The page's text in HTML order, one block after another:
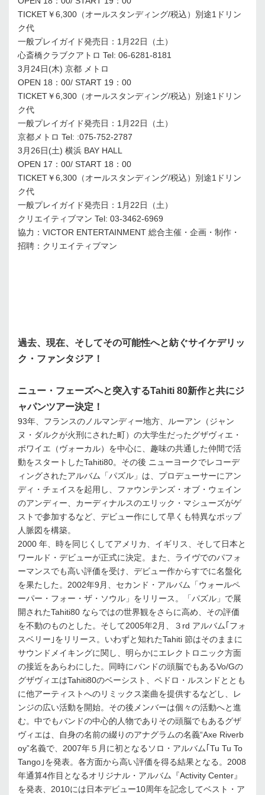
TICKET￥6,300（オールスタンディング/税込）別途1ドリン
ク代
一般プレイガイド発売日：1月22日（土）
心斎橋クラブクアトロ Tel: 06-6281-8181
3月24日(木) 京都 メトロ
OPEN 18：00/ START 19：00
TICKET￥6,300（オールスタンディング/税込）別途1ドリン
ク代
一般プレイガイド発売日：1月22日（土）
京都メトロ Tel: :075-752-2787
3月26日(土) 横浜 BAY HALL
OPEN 17：00/ START 18：00
TICKET￥6,300（オールスタンディング/税込）別途1ドリン
ク代
一般プレイガイド発売日：1月22日（土）
クリエイティブマン Tel: 03-3462-6969
協力：VICTOR ENTERTAINMENT 総合主催・企画・制作・
招聘：クリエイティブマン
過去、現在、そしてその可能性へと紡ぐサイケデリッ
ク・ファンタジア！
ニュー・フェーズへと突入するTahiti 80新作と共にジ
ャパンツアー決定！
93年、フランスのノルマンディー地方、ルーアン（ジャン
ヌ・ダルクが火刑にされた町）の大学生だったグザヴィエ・
ボワイエ（ヴォーカル）を中心に、趣味の共通した仲間で活
動をスタートしたTahiti80。その後 ニューヨークでレコーデ
ィングされたアルバム「パズル」は、プロデューサーにアン
ディ・チェイスを起用し、ファウンテンズ・オブ・ウェイン
のアンディー、カーディナルスのエリック・マシューズがゲ
ストで参加するなど、デビュー作にして早くも特異なポップ
人脈図を構築。
2000 年、時を同じくしてアメリカ、イギリス、そして日本と
ワールド・デビューが正式に決定。また、ライヴでのパフォ
ーマンスでも高い評価を受け、デビュー作からすでに名盤化
を果たした。2002年9月、セカンド・アルバム「ウォールペ
ーパー・フォー・ザ・ソウル」をリリース。「パズル」で展
開されたTahiti80 ならではの世界観をさらに高め、その評価
を不動のものとした。そして2005年2月、３rd アルバム｢フォ
スベリー｣をリリース。いわずと知れたTahiti 節はそのままに
サウンドメイキングに関し、明らかにエレクトロニック方面
の接近をあらわにした。同時にバンドの頭脳でもあるVo/Gの
グザヴィエはTahiti80のベーシスト、ペドロ・ルスンドととも
に他アーティストへのリミックス楽曲を提供するなどし、レ
ンジの広い活動を開始。その後メンバーは個々の活動へと進
む。中でもバンドの中心的人物でありその頭脳でもあるグザ
ヴィエは、自身の名前の綴りのアナグラムの名義“Axe Riverb
oy”名義で、2007年５月に初となるソロ・アルバム｢Tu Tu To
Tango｣を発表。各方面から高い評価を得る結果となる。2008
年通算4作目となるオリジナル・アルバム『Activity Center』
を発表、2010には日本デビュー10周年を記念してベスト・ア